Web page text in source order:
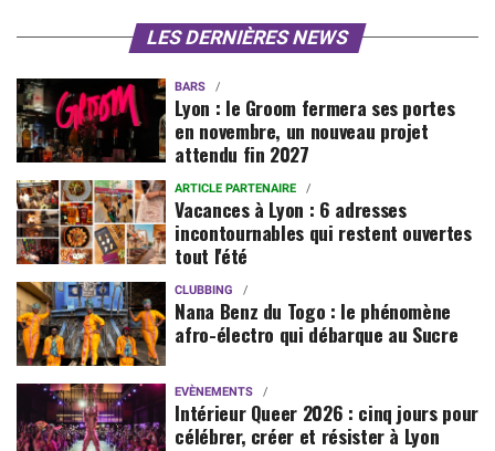
LES DERNIÈRES NEWS
BARS
Lyon : le Groom fermera ses portes
en novembre, un nouveau projet
attendu fin 2027
ARTICLE PARTENAIRE
Vacances à Lyon : 6 adresses
incontournables qui restent ouvertes
tout l'été
CLUBBING
Nana Benz du Togo : le phénomène
afro-électro qui débarque au Sucre
EVÈNEMENTS
Intérieur Queer 2026 : cinq jours pour
célébrer, créer et résister à Lyon